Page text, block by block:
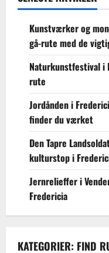
Kunstværker og
gå-rute med de
Naturkunstfestival
rute
Jordånden i
finder du værket
Den Tapre
kulturstop i
Jernrelieffer i
Fredericia
KATEGORIER: FIND